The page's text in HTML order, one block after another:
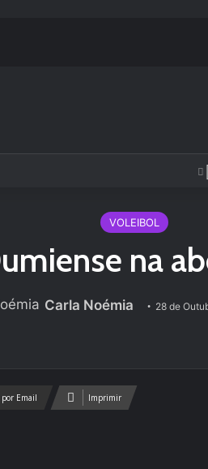
VOLEIBOL
na
Carla Noémia 28 de
Email Imprimir